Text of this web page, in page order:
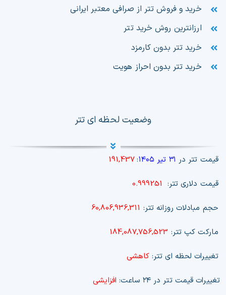
خرید و فروش تتر از صرافی معتبر ایرانی
ارزانترین روش خرید تتر
خرید تتر بدون کارمزد
خرید تتر بدون احراز هویت
وضعیت لحظه ای تتر
قیمت تتر در ۳۱ تیر ۱۴۰۵ :
191,437
قیمت دلاری تتر: 0.999251
حجم مبادلات روزانه تتر: 60,806,936,311
مارکت کپ تتر: 184,087,756,523
تغییرات لحظه ای تتر:کاهشی
تغییرات قیمت تتر در ۲۴ ساعت: افزایشی